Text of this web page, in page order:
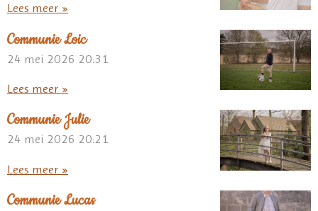
Lees meer »
Communie Loic
24 mei 2026 20:31
Lees meer »
Communie Julie
24 mei 2026 20:21
Lees meer »
Communie Lucas